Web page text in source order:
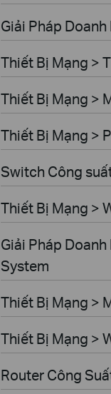
Giải Pháp
Thiết Bị Mạng >
Thiết Bị Mạng >
Thiết Bị Mạng >
Switch Công
Thiết Bị Mạng >
Giải Pháp
System
Thiết Bị Mạng >
Thiết Bị Mạng >
Router Công